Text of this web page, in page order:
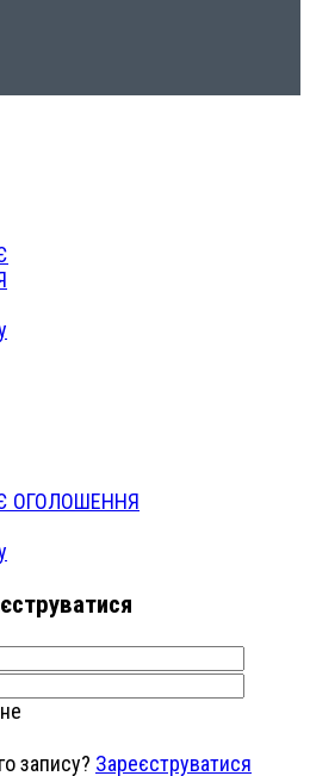
ОГОЛОШЕННЯ
запису? Зареєструватися